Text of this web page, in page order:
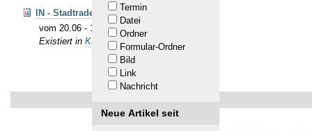
Termin
Datei
Ordner
Formular-Ordner
Bild
Link
Nachricht
Neue Artikel seit
IN - Stadtradeln
vom 20.06 - 10.07.2026
Existiert in Kalender